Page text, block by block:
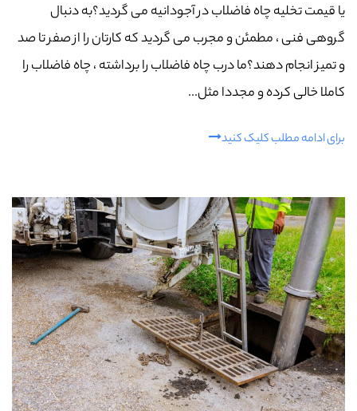
یا قیمت تخلیه چاه فاضلاب در آجودانیه می گردید؟به دنبال
گروهی فنی ، مطمئن و مجرب می گردید که کارتان را از صفر تا صد
و تمیز انجام دهند؟ما درب چاه فاضلاب را برداشته ، چاه فاضلاب را
کاملا خالی کرده و مجددا مثل...
برای ادامه مطلب کلیک کنید